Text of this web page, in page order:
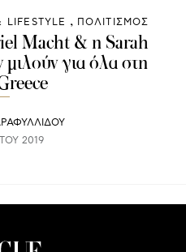
LIFESTYLE ΠΟΛΙΤΙΣΜΟΣ
Macht & η Sarah
για όλα στη
2019